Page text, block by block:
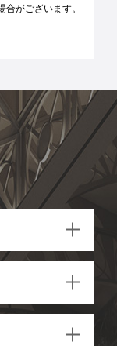
がございます。